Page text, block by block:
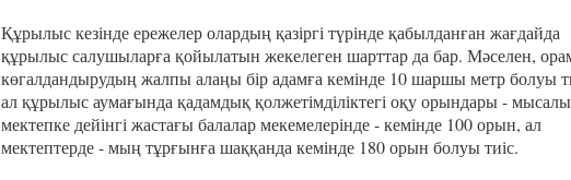
Құрылыс кезінде ережелер олардың қазіргі түрінде қабылданған жағдайда
құрылыс салушыларға қойылатын жекелеген шарттар да бар. Мәселен,
көгалдандырудың жалпы алаңы бір адамға кемінде 10 шаршы метр болуы
ал құрылыс аумағында қадамдық қолжетімділіктегі оқу орындары -
мектепке дейінгі жастағы балалар мекемелерінде - кемінде 100 орын, ал
мектептерде - мың тұрғынға шаққанда кемінде 180 орын болуы тиіс.